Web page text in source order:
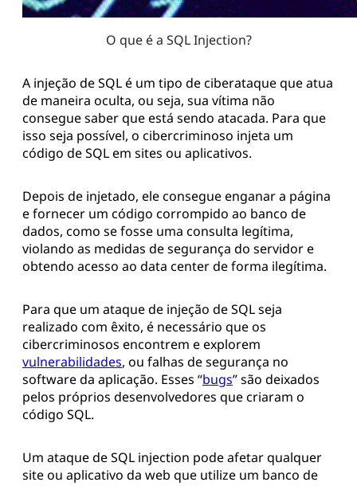
O que é a SQL Injection?
A injeção de SQL é um tipo de ciberataque que atua
de maneira oculta, ou seja, sua vítima não
consegue saber que está sendo atacada. Para que
isso seja possível, o cibercriminoso injeta um
código de SQL em sites ou aplicativos.
Depois de injetado, ele consegue enganar a página
e fornecer um código corrompido ao banco de
dados, como se fosse uma consulta legítima,
violando as medidas de segurança do servidor e
obtendo acesso ao data center de forma ilegítima.
Para que um ataque de injeção de SQL seja
realizado com êxito, é necessário que os
cibercriminosos encontrem e explorem
vulnerabilidades, ou falhas de segurança no
software da aplicação. Esses “bugs” são deixados
pelos próprios desenvolvedores que criaram o
código SQL.
Um ataque de SQL injection pode afetar qualquer
site ou aplicativo da web que utilize um banco de